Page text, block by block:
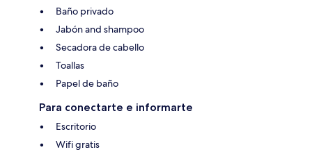
Baño privado
Jabón and shampoo
Secadora de cabello
Toallas
Papel de baño
Para conectarte e informarte
Escritorio
Wifi gratis